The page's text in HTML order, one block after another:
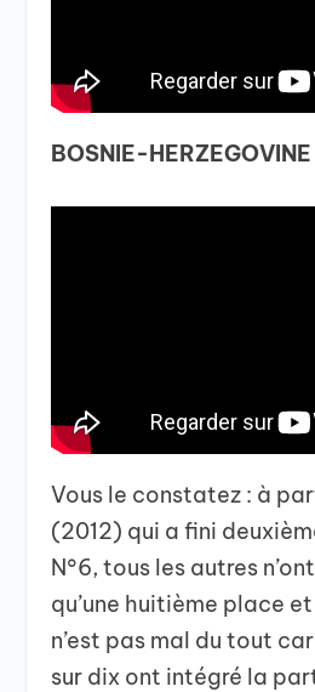
BOSNIE-
Vous le constatez : à
(2012) qui a fini
N°6, tous les autres
qu’une huitième place
n’est pas mal du tout
sur dix ont intégré la